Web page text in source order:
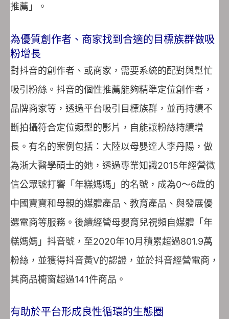
推薦」。
為優質創作者、商家找到合適的目標族群做吸
粉增長
對抖音的創作者、或商家，需要系統的配對與幫忙
吸引粉絲。抖音的個性推薦能夠精準定位創作者，
品牌商家等，透過平台吸引目標族群，並再持續不
斷拍攝符合定位類型的影片，自能讓粉絲持續增
長。有名的案例包括：大陸以母嬰達人李丹陽，做
為浙大醫學碩士的她，透過專業知識2015年經營微
信公眾號打響「年糕媽媽」的名號，成為0～6歲的
中國寶寶和母親的媒體產品、教育產品、與發展優
選電商等服務。後續經營母嬰育兒視頻自媒體「年
糕媽媽」抖音號，至2020年10月積累超過801.9萬
粉絲，並獲得抖音黃V的認證，並於抖音經營電商，
其商品櫥窗超過141件商品。
有助於平台形成良性循環的生態圈